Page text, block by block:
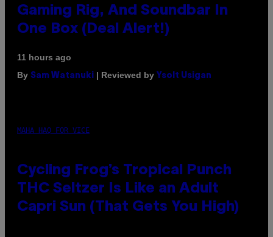
Gaming Rig, And Soundbar In
One Box (Deal Alert!)
11 hours ago
By Sam Watanuki | Reviewed by Ysolt Usigan
MAHA HAQ FOR VICE
Cycling Frog’s Tropical Punch
THC Seltzer Is Like an Adult
Capri Sun (That Gets You High)